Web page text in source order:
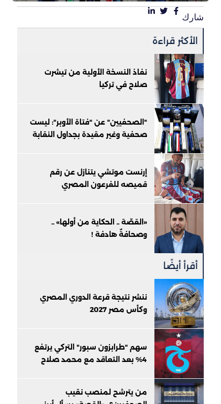
شارك
الأكثر قراءة
نفاذ النسخة الأولية من تيشرت
صلاح في تركيا
"الصحفيين" عن "فتاة الأوبر": ليست
صحفية وغير مقيدة بجداول النقابة
إرنست موتشي يتنازل عن رقم
قميصه للفرعون المصري
«القصّة .. الحكاية من أولها» ..
وصحافةٌ هادفة !
أقرأ أيضًا
ننشر نتيجة قرعة الدوري المصري
وكأس مصر 2027
سهم "طرابزون سبور" التركي يرتفع
4% بعد التعاقد مع محمد صلاح
من يترشح لمنصب نقيب